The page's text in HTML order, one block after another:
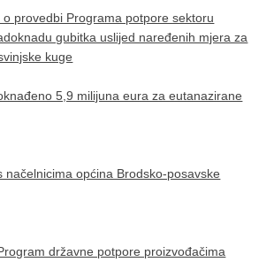
o provedbi Programa potpore sektoru
gubitka uslijed naređenih mjera za
kuge
5,9 milijuna eura za eutanazirane
načelnicima općina Brodsko-posavske
državne potpore proizvođačima